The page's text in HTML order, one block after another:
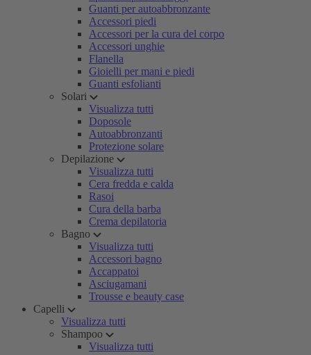
Guanti per autoabbronzante
Accessori piedi
Accessori per la cura del corpo
Accessori unghie
Flanella
Gioielli per mani e piedi
Guanti esfolianti
Solari
Visualizza tutti
Doposole
Autoabbronzanti
Protezione solare
Depilazione
Visualizza tutti
Cera fredda e calda
Rasoi
Cura della barba
Crema depilatoria
Bagno
Visualizza tutti
Accessori bagno
Accappatoi
Asciugamani
Trousse e beauty case
Capelli
Visualizza tutti
Shampoo
Visualizza tutti